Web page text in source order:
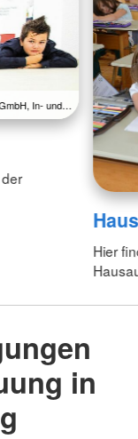
In- und…
Hier
in